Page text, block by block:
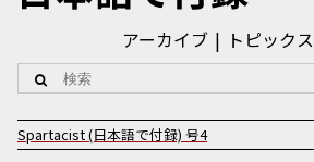
アーカイブ トピックス
Spartacist (日本語で付録) 号4